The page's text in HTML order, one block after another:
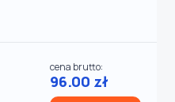
cena brutto:
96.00 zł